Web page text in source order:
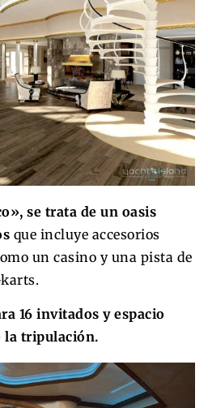
se trata de un oasis
que incluye accesorios
un casino y una pista de
16 invitados y espacio
la tripulación.